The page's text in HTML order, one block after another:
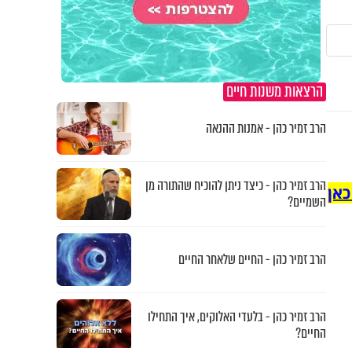
הרצאות משנות חיים
הרב זמיר כהן - אמנות ההנאה
הרב זמיר כהן - כיצד ניתן להוכיח שהתורה מן
השמיים?
הרב זמיר כהן - החיים שלאחר החיים
הרב זמיר כהן - בלעדי האלוקים, איך התחילו
החיים?